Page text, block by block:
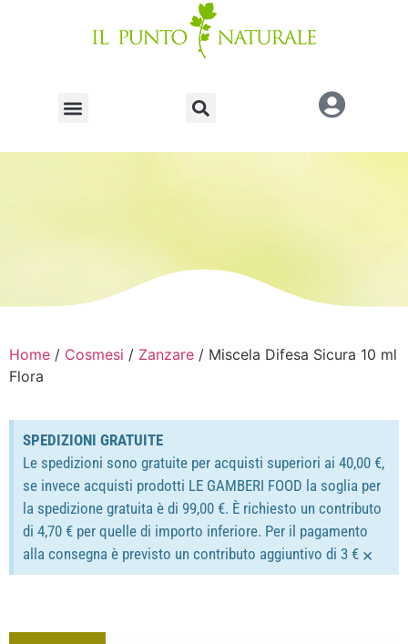
Home / Cosmesi / Zanzare / Miscela Difesa Sicura 10 ml
Flora
SPEDIZIONI GRATUITE
Le spedizioni sono gratuite per acquisti superiori ai 40,00 €,
se invece acquisti prodotti LE GAMBERI FOOD la soglia per
la spedizione gratuita è di 99,00 €. È richiesto un contributo
di 4,70 € per quelle di importo inferiore. Per il pagamento
alla consegna è previsto un contributo aggiuntivo di 3 € ×